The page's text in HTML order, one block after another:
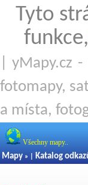
Tyto
funkce,
| yMapy.cz
fotomapy,
a místa,
Všechny mapy..
Mapy » | Katalog